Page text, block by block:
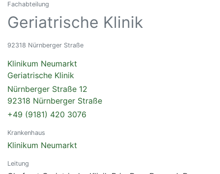
Fachabteilung
Geriatrische Klinik
92318 Nürnberger Straße
Klinikum Neumarkt
Geriatrische Klinik
Nürnberger Straße 12
92318 Nürnberger Straße
+49 (9181) 420 3076
Krankenhaus
Klinikum Neumarkt
Leitung